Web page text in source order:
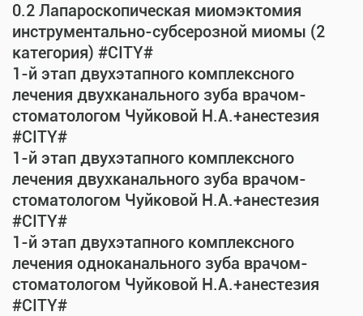
0.2 Лапароскопическая миомэктомия
инструментально-субсерозной миомы (2
категория) #CITY#
1-й этап двухэтапного комплексного
лечения двухканального зуба врачом-
стоматологом Чуйковой Н.А.+анестезия
#CITY#
1-й этап двухэтапного комплексного
лечения двухканального зуба врачом-
стоматологом Чуйковой Н.А.+анестезия
#CITY#
1-й этап двухэтапного комплексного
лечения одноканального зуба врачом-
стоматологом Чуйковой Н.А.+анестезия
#CITY#